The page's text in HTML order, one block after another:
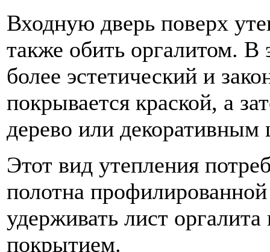
Входную дверь поверх
также обить оргалитом. В
более эстетический и
покрывается краской, а
дерево или
Этот вид утепления
полотна
удерживать лист
покрытием.